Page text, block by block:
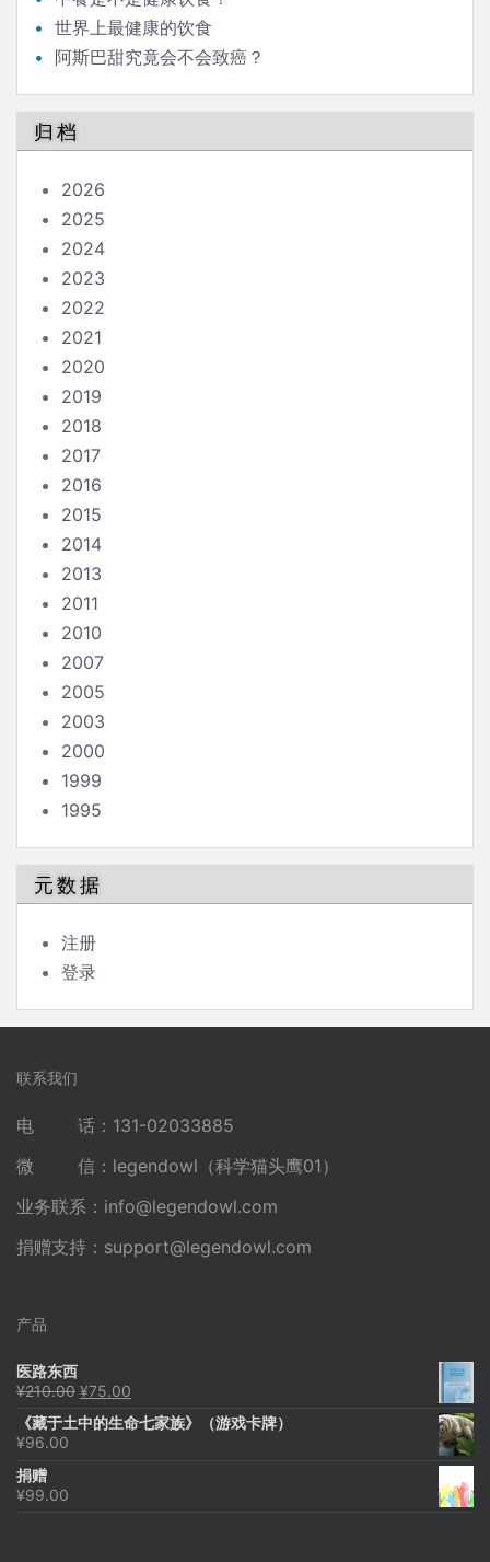
世界上最健康的饮食
阿斯巴甜究竟会不会致癌？
归档
2026
2025
2024
2023
2022
2021
2020
2019
2018
2017
2016
2015
2014
2013
2011
2010
2007
2005
2003
2000
1999
1995
元数据
注册
登录
联系我们
电 话：131-02033885
微 信：legendowl（科学猫头鹰01）
业务联系： info@legendowl.com
捐赠支持： support@legendowl.com
产品
医路东西
¥210.00 原
为：
¥75.00
价
《藏于土中的生命七家族》（游戏卡牌）
¥96.00
捐赠
¥99.00